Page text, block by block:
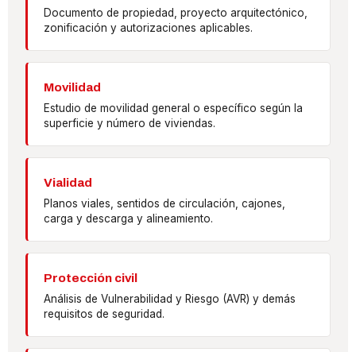
Documento de propiedad, proyecto arquitectónico,
zonificación y autorizaciones aplicables.
Movilidad
Estudio de movilidad general o específico según la
superficie y número de viviendas.
Vialidad
Planos viales, sentidos de circulación, cajones,
carga y descarga y alineamiento.
Protección civil
Análisis de Vulnerabilidad y Riesgo (AVR) y demás
requisitos de seguridad.